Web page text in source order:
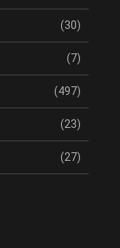
(30)
(7)
(497)
(23)
(27)